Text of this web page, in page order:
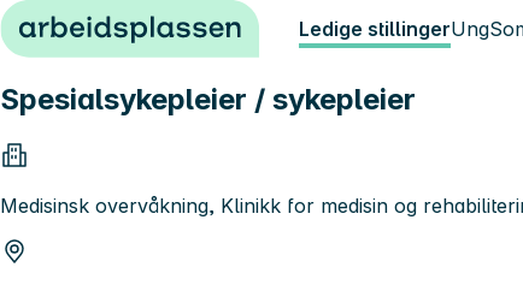
Hopp til innhold Ledige stillingerUng
Spesialsykepleier / sykepleier
Medisinsk overvåkning, Klinikk for medisin og